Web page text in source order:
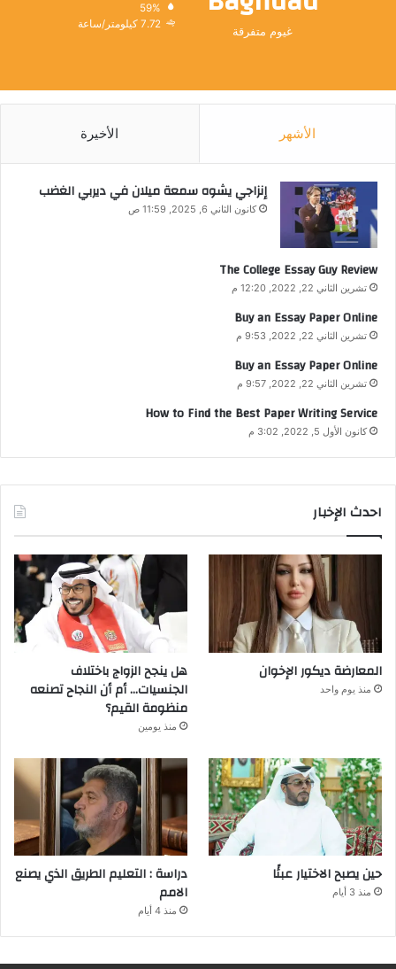
غيوم متفرقة
59%
7.72 كيلومتر/ساعة
الأشهر الأخيرة
إنزاجي يشوه سمعة ميلان في ديربي الغضب
كانون الثاني 6, 2025, 11:59 ص
The College Essay Guy Review
تشرين الثاني 22, 2022, 12:20 م
Buy an Essay Paper Online
تشرين الثاني 22, 2022, 9:53 م
Buy an Essay Paper Online
تشرين الثاني 22, 2022, 9:57 م
How to Find the Best Paper Writing Service
كانون الأول 5, 2022, 3:02 م
احدث الإخبار
المعارضة ديكور الإخوان
منذ يوم واحد
هل ينجح الزواج باختلاف
الجنسيات… أم أن النجاح تصنعه
منظومة القيم؟
منذ يومين
حين يصبح الاختيار عبئًا
منذ 3 أيام
دراسة : التعليم الطريق الذي يصنع
الامم
منذ 4 أيام